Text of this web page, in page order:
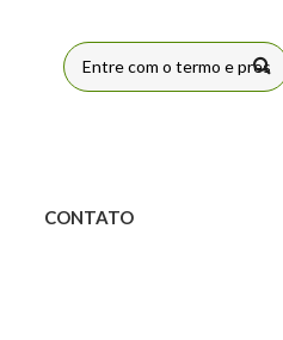
FORMULÁRIO
CONTATO